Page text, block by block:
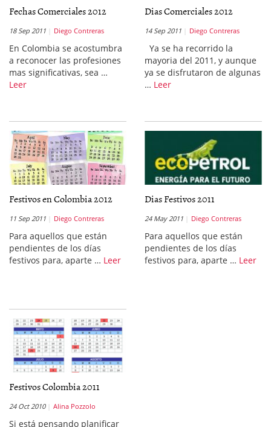
Fechas Comerciales 2012
18 Sep 2011 Diego Contreras
En Colombia se acostumbra
a reconocer las profesiones
mas significativas, sea …
Leer
Dias Comerciales 2012
14 Sep 2011 Diego Contreras
Ya se ha recorrido la
mayoria del 2011, y aunque
ya se disfrutaron de algunas
… Leer
Festivos en Colombia 2012
11 Sep 2011 Diego Contreras
Para aquellos que están
pendientes de los días
festivos para, aparte … Leer
Dias Festivos 2011
24 May 2011 Diego Contreras
Para aquellos que están
pendientes de los días
festivos para, aparte … Leer
Festivos Colombia 2011
24 Oct 2010 Alina Pozzolo
Si está pensando planificar